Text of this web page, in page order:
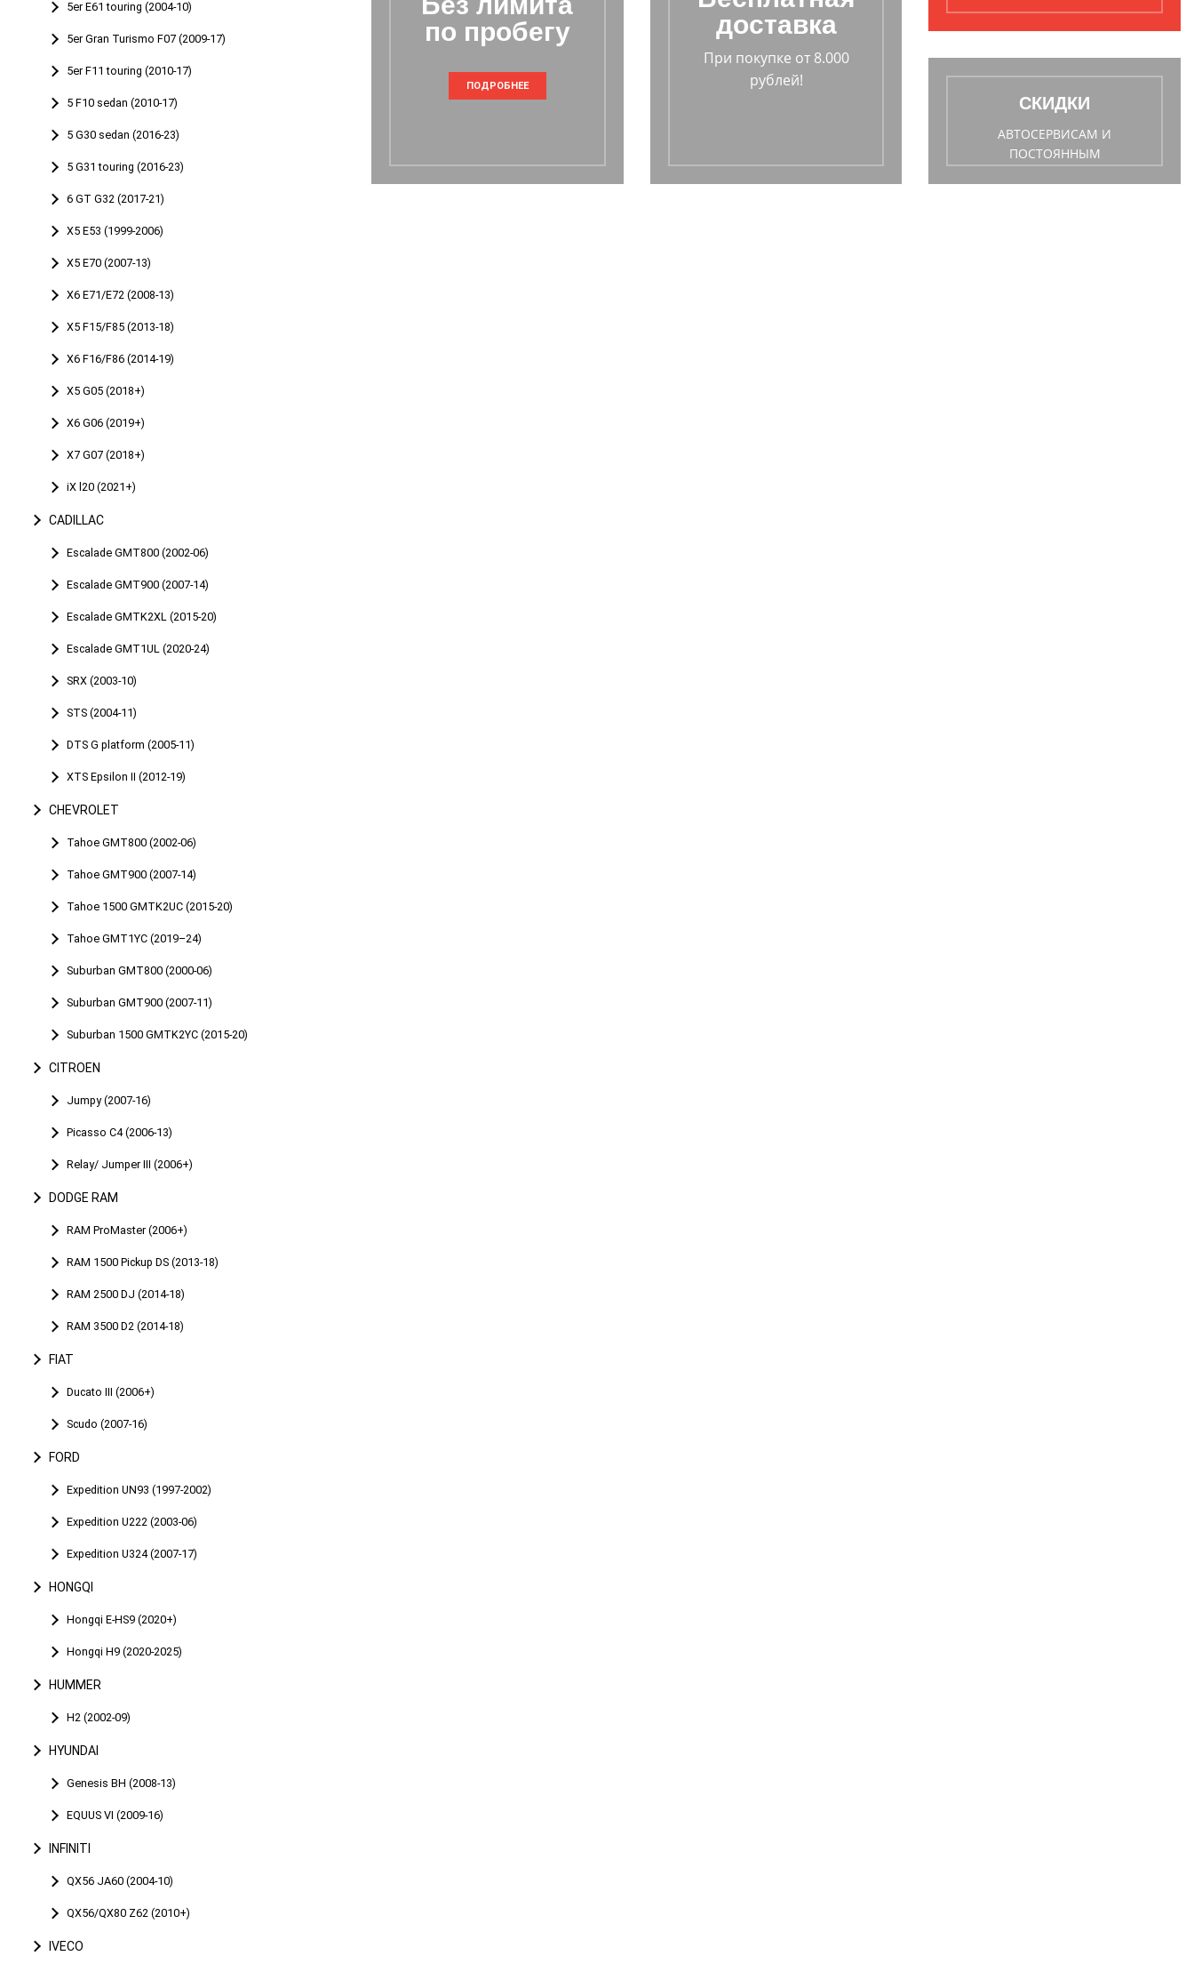
5er E61 touring (2004-10)
5er Gran Turismo F07 (2009-17)
5er F11 touring (2010-17)
5 F10 sedan (2010-17)
5 G30 sedan (2016-23)
5 G31 touring (2016-23)
6 GT G32 (2017-21)
X5 E53 (1999-2006)
X5 E70 (2007-13)
X6 E71/E72 (2008-13)
X5 F15/F85 (2013-18)
X6 F16/F86 (2014-19)
X5 G05 (2018+)
X6 G06 (2019+)
X7 G07 (2018+)
iX l20 (2021+)
CADILLAC
Escalade GMT800 (2002-06)
Escalade GMT900 (2007-14)
Escalade GMTK2XL (2015-20)
Escalade GMT1UL (2020-24)
SRX (2003-10)
STS (2004-11)
DTS G platform (2005-11)
XTS Epsilon II (2012-19)
CHEVROLET
Tahoe GMT800 (2002-06)
Tahoe GMT900 (2007-14)
Tahoe 1500 GMTK2UC (2015-20)
Tahoe GMT1YC (2019–24)
Suburban GMT800 (2000-06)
Suburban GMT900 (2007-11)
Suburban 1500 GMTK2YC (2015-20)
CITROEN
Jumpy (2007-16)
Picasso C4 (2006-13)
Relay/ Jumper III (2006+)
DODGE RAM
RAM ProMaster (2006+)
RAM 1500 Pickup DS (2013-18)
RAM 2500 DJ (2014-18)
RAM 3500 D2 (2014-18)
FIAT
Ducato III (2006+)
Scudo (2007-16)
FORD
Expedition UN93 (1997-2002)
Expedition U222 (2003-06)
Expedition U324 (2007-17)
HONGQI
Hongqi E-HS9 (2020+)
Hongqi H9 (2020-2025)
HUMMER
H2 (2002-09)
HYUNDAI
Genesis BH (2008-13)
EQUUS VI (2009-16)
INFINITI
QX56 JA60 (2004-10)
QX56/QX80 Z62 (2010+)
IVECO
по пробегу
ПОДРОБНЕЕ
доставка
При покупке от 8.000
рублей!
СКИДКИ
АВТОСЕРВИСАМ И
ПОСТОЯННЫМ